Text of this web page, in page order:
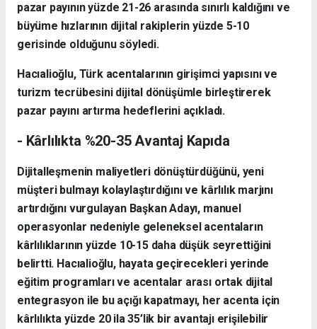
pazar payının yüzde 21-26 arasında sınırlı kaldığını ve
büyüme hızlarının dijital rakiplerin yüzde 5-10
gerisinde olduğunu söyledi.
Hacıalioğlu, Türk acentalarının girişimci yapısını ve
turizm tecrübesini dijital dönüşümle birleştirerek
pazar payını artırma hedeflerini açıkladı.
- Kârlılıkta %20-35 Avantaj Kapıda
Dijitalleşmenin maliyetleri dönüştürdüğünü, yeni
müşteri bulmayı kolaylaştırdığını ve kârlılık marjını
artırdığını vurgulayan Başkan Adayı, manuel
operasyonlar nedeniyle geleneksel acentaların
kârlılıklarının yüzde 10-15 daha düşük seyrettiğini
belirtti. Hacıalioğlu, hayata geçirecekleri yerinde
eğitim programları ve acentalar arası ortak dijital
entegrasyon ile bu açığı kapatmayı, her acenta için
kârlılıkta yüzde 20 ila 35’lik bir avantajı erişilebilir